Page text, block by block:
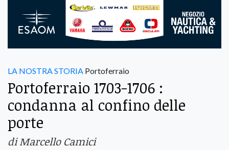
LA NOSTRA STORIA Portoferraio
Portoferraio 1703-1706 :
condanna al confino delle
porte
di Marcello Camici